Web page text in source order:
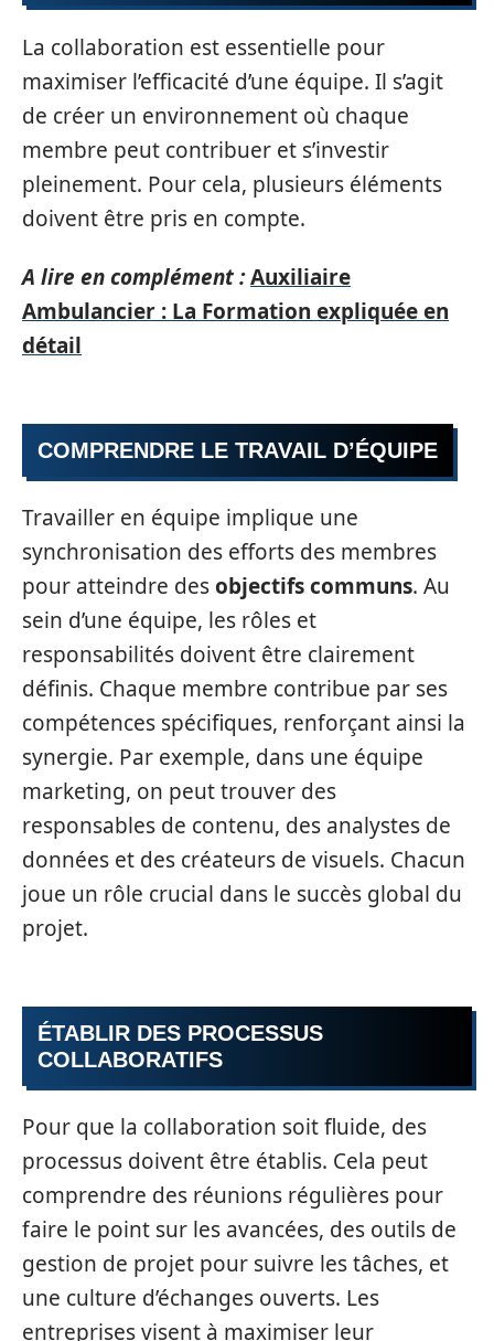
La collaboration est essentielle pour
maximiser l’efficacité d’une équipe. Il s’agit
de créer un environnement où chaque
membre peut contribuer et s’investir
pleinement. Pour cela, plusieurs éléments
doivent être pris en compte.
A lire en complément :Auxiliaire
Ambulancier : La Formation expliquée en
détail
COMPRENDRE LE TRAVAIL D’ÉQUIPE
Travailler en équipe implique une
synchronisation des efforts des membres
pour atteindre desobjectifs communs. Au
sein d’une équipe, les rôles et
responsabilités doivent être clairement
définis. Chaque membre contribue par ses
compétences spécifiques, renforçant ainsi la
synergie. Par exemple, dans une équipe
marketing, on peut trouver des
responsables de contenu, des analystes de
données et des créateurs de visuels. Chacun
joue un rôle crucial dans le succès global du
projet.
ÉTABLIR DES PROCESSUS
COLLABORATIFS
Pour que la collaboration soit fluide, des
processus doivent être établis. Cela peut
comprendre des réunions régulières pour
faire le point sur les avancées, des outils de
gestion de projet pour suivre les tâches, et
une culture d’échanges ouverts. Les
entreprises visent à maximiser leur